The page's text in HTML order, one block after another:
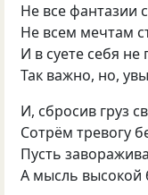
Не все фантазии
Не всем мечтам
И в суете себя не
Так важно, но,
И, сбросив груз
Сотрём тревогу
Пусть
А мысль высокой